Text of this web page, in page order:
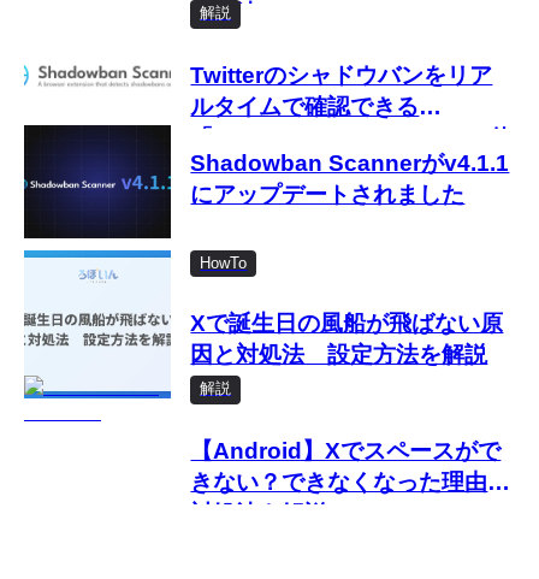
対処法
解説
Twitterのシャドウバンをリア
ルタイムで確認できる
い方
Shadowban Scannerがv4.1.1
にアップデートされました
HowTo
Xで誕生日の風船が飛ばない原
因と対処法 設定方法を解説
解説
【Android】Xでスペースがで
きない？できなくなった理由と